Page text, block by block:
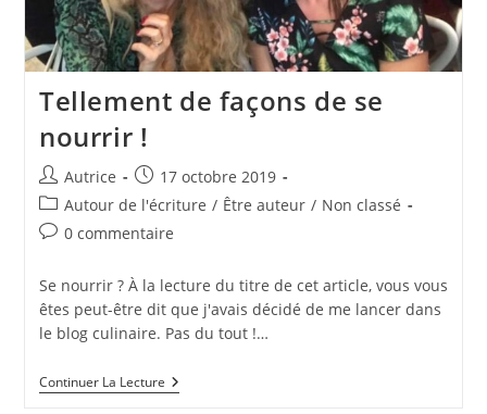
Tellement de façons de se
nourrir !
Auteur/autrice
de
la
publication :
Autrice
Publication
publiée :
17 octobre 2019
Post
category:
Autour de l'écriture / Être auteur / Non classé
Commentaires
la
publication :
0 commentaire
Se nourrir ? À la lecture du titre de cet article, vous vous
êtes peut-être dit que j'avais décidé de me lancer dans
le blog culinaire. Pas du tout !…
Continuer La LectureTellement
De